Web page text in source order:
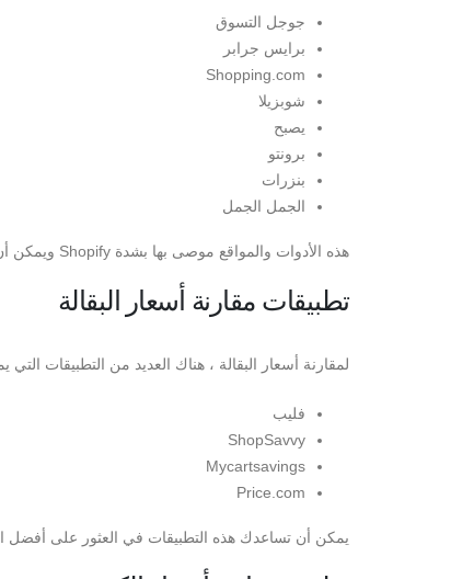
جوجل التسوق
برايس جرابر
Shopping.com
شوبزيلا
يصبح
برونتو
بنزرات
الجمل الجمل
هذه الأدوات والمواقع موصى بها بشدة Shopify ويمكن أن تساعدك في العثور على أفضل الصفقات.
تطبيقات مقارنة أسعار البقالة
لمقارنة أسعار البقالة ، هناك العديد من التطبيقات
فليب
ShopSavvy
Mycartsavings
Price.com
يمكن أن تساعدك هذه التطبيقات في العثور على أفضل